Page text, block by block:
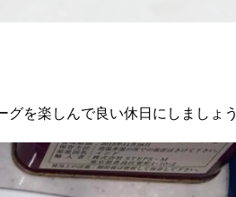
を楽しんで良い休日にしましょう